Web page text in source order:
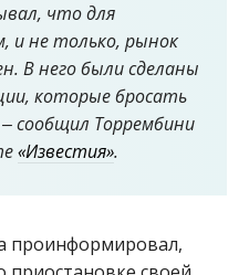
что для
и не только, рынок
В него были сделаны
которые бросать
сообщил Торрембини
«Известия».
проинформировал,